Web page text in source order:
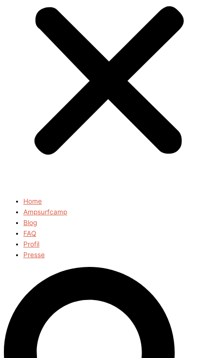
Home
Ampsurfcamp
Blog
FAQ
Profil
Presse